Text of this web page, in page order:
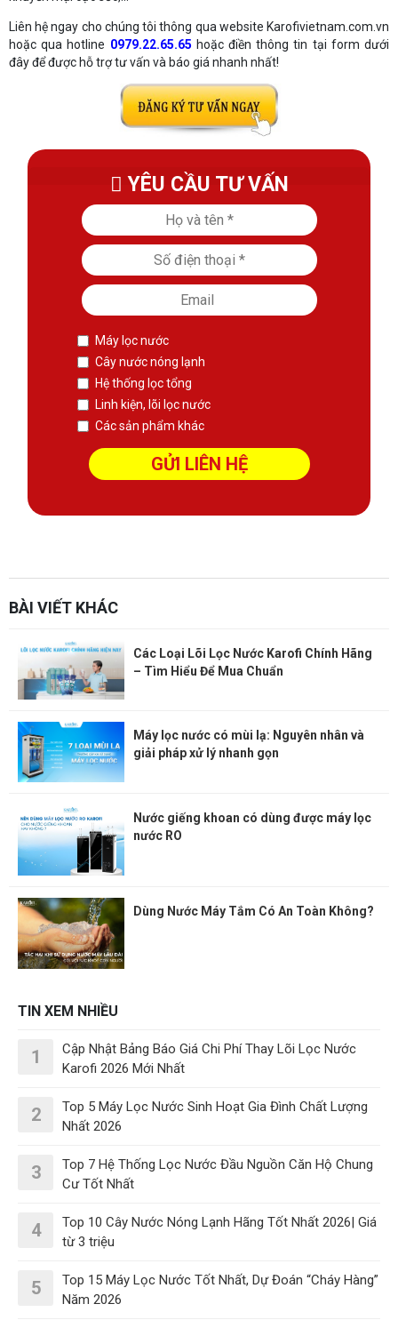
Liên hệ ngay cho chúng tôi thông qua website Karofivietnam.com.vn
hoặc qua hotline 0979.22.65.65 hoặc điền thông tin tại form dưới
đây để được hỗ trợ tư vấn và báo giá nhanh nhất!
YÊU CẦU TƯ VẤN
Máy lọc nước
Cây nước nóng lạnh
Hệ thống lọc tổng
Linh kiện, lõi lọc nước
Các sản phẩm khác
BÀI VIẾT KHÁC
Các Loại Lõi Lọc Nước Karofi Chính Hãng
– Tìm Hiểu Để Mua Chuẩn
Máy lọc nước có mùi lạ: Nguyên nhân và
giải pháp xử lý nhanh gọn
Nước giếng khoan có dùng được máy lọc
nước RO
Dùng Nước Máy Tắm Có An Toàn Không?
TIN XEM NHIỀU
1
Cập Nhật Bảng Báo Giá Chi Phí Thay Lõi Lọc Nước
Karofi 2026 Mới Nhất
2
Top 5 Máy Lọc Nước Sinh Hoạt Gia Đình Chất Lượng
Nhất 2026
3
Top 7 Hệ Thống Lọc Nước Đầu Nguồn Căn Hộ Chung
Cư Tốt Nhất
4
Top 10 Cây Nước Nóng Lạnh Hãng Tốt Nhất 2026| Giá
từ 3 triệu
5
Top 15 Máy Lọc Nước Tốt Nhất, Dự Đoán “Cháy Hàng”
Năm 2026